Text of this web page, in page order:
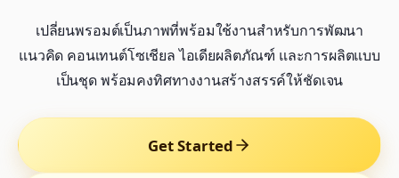
เปลี่ยนพรอมต์เป็นภาพที่พร้อมใช้งานสำหรับการพัฒนา
แนวคิด คอนเทนต์โซเชียล ไอเดียผลิตภัณฑ์ และการผลิตแบบ
เป็นชุด พร้อมคงทิศทางงานสร้างสรรค์ให้ชัดเจน
Get Started